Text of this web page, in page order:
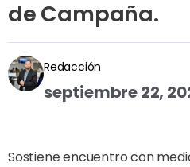
de Campaña.
Redacción
septiembre 22,
Sostiene encuentro con